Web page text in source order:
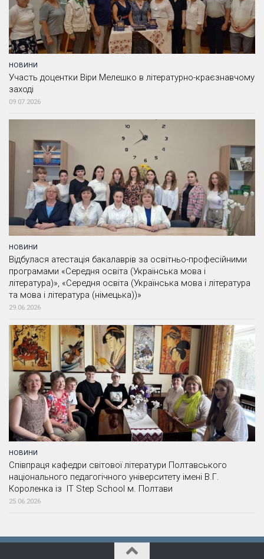
НОВИНИ
Участь доцентки Віри Мелешко в літературно-краєзнавчому
заході
09.07.2026
НОВИНИ
Відбулася атестація бакалаврів за освітньо-професійними
програмами «Середня освіта (Українська мова і
література)», «Середня освіта (Українська мова і література
та мова і література (німецька))»
29.06.2026
НОВИНИ
Співпраця кафедри світової літератури Полтавського
національного педагогічного університету імені В.Г.
Короленка із IT Step School м. Полтави
25.06.2026